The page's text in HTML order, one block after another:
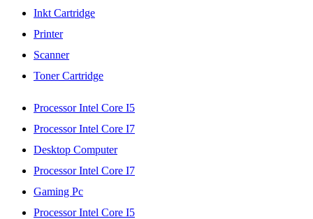
Inkt Cartridge
Printer
Scanner
Toner Cartridge
Processor Intel Core I5
Processor Intel Core I7
Desktop Computer
Processor Intel Core I7
Gaming Pc
Processor Intel Core I5